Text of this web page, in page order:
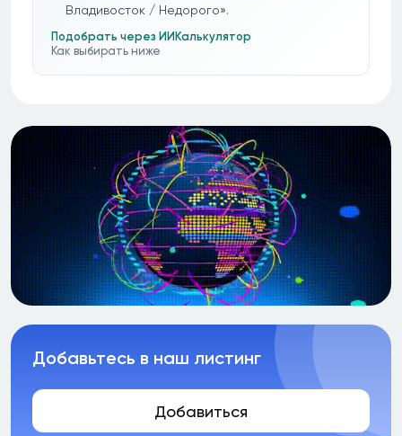
Владивосток / Недорого».
Подобрать через ИИ Калькулятор
Как выбирать ниже
Добавьтесь в наш листинг
Добавиться